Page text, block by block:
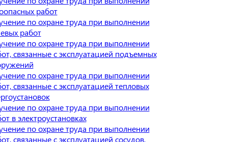
работ
по охране труда при выполнении
работ
по охране труда при выполнении
связанные с эксплуатацией подъемных
по охране труда при выполнении
связанные с эксплуатацией тепловых
по охране труда при выполнении
в электроустановках
по охране труда при выполнении
связанные с эксплуатацией сосудов,